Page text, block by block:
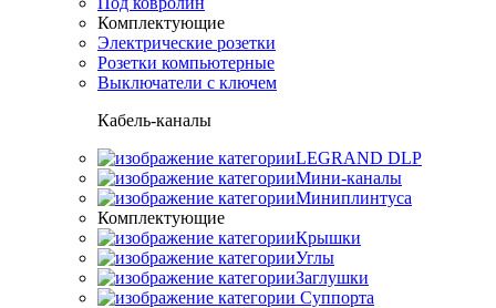
Комплектующие
Электрические розетки
Розетки компьютерные
Выключатели с ключем
Кабель-каналы
LEGRAND DLP
Мини-каналы
Миниплинтуса
Комплектующие
Крышки
Углы
Заглушки
Суппорта